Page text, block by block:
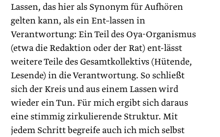
Lassen, das hier als Synonym für Aufhören
gelten kann, als ein Ent–lassen in
Verantwortung: Ein Teil des Oya-Organismus
(etwa die Redaktion oder der Rat) ent-lässt
weitere Teile des Gesamtkollektivs (Hütende,
Lesende) in die Verantwortung. So schließt
sich der Kreis und aus einem Lassen wird
wieder ein Tun. Für mich ergibt sich daraus
eine stimmig zirkulierende Struktur. Mit
jedem Schritt begreife auch ich mich selbst